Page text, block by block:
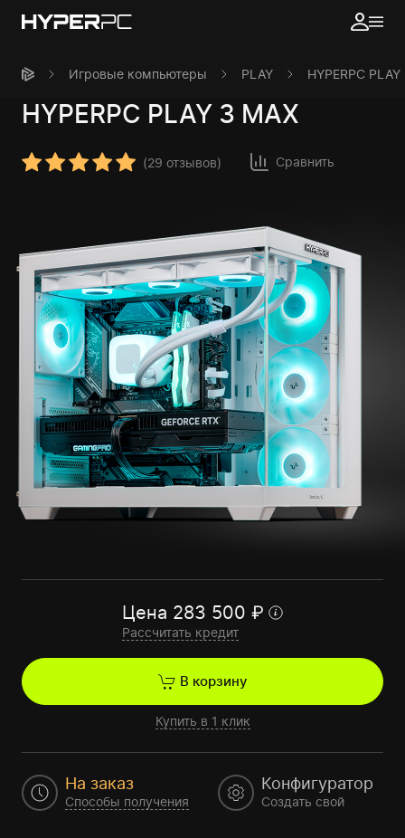
Игровые компьютеры PLAY HYPERPC
HYPERPC PLAY 3 MAX
(29 отзывов) Сравнить
Цена 283 500 ₽
Рассчитать кредит
В корзину
Купить в 1 клик
На заказ
Способы получения
Конфигуратор
Создать свой